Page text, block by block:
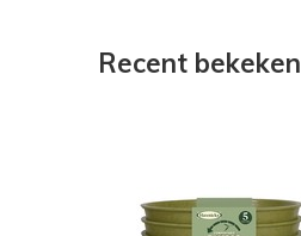
Recent bekeken